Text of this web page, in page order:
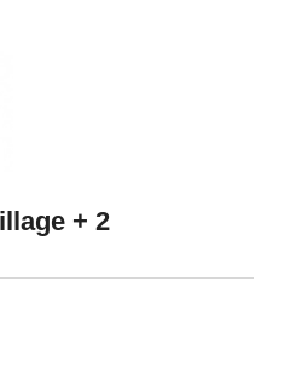
+ 2